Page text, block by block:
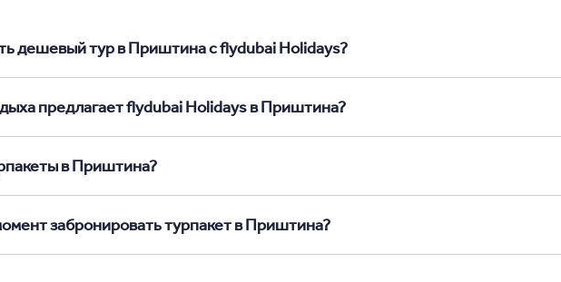
дешевый тур в Приштина с flydubai Holidays?
предлагает flydubai Holidays в Приштина?
в Приштина?
забронировать турпакет в Приштина?